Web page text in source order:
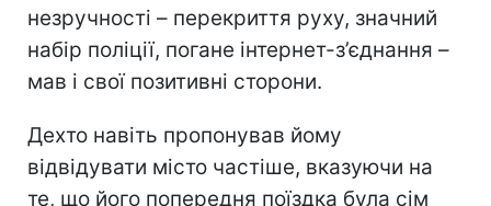
незручності – перекриття руху, значний
набір поліції, погане інтернет-з’єднання –
мав і свої позитивні сторони.
Дехто навіть пропонував йому
відвідувати місто частіше, вказуючи на
те, що його попередня поїздка була сім